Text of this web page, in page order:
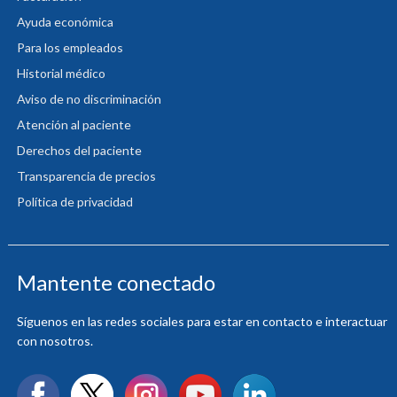
Ayuda económica
Para los empleados
Historial médico
Aviso de no discriminación
Atención al paciente
Derechos del paciente
Transparencia de precios
Política de privacidad
Mantente conectado
Síguenos en las redes sociales para estar en contacto e interactuar
con nosotros.